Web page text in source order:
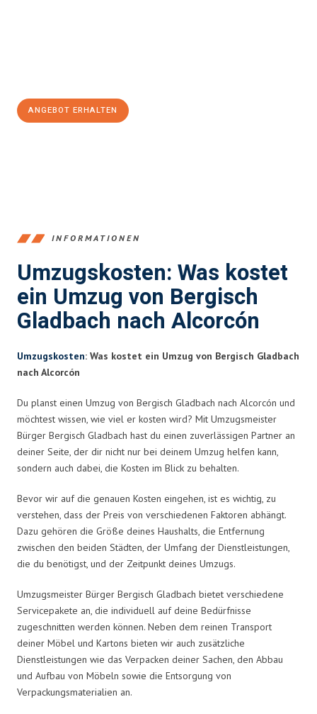
ANGEBOT ERHALTEN
INFORMATIONEN
Umzugskosten: Was kostet
ein Umzug von Bergisch
Gladbach nach Alcorcón
Umzugskosten: Was kostet ein Umzug von Bergisch Gladbach
nach Alcorcón
Du planst einen Umzug von Bergisch Gladbach nach Alcorcón und
möchtest wissen, wie viel er kosten wird? Mit Umzugsmeister
Bürger Bergisch Gladbach hast du einen zuverlässigen Partner an
deiner Seite, der dir nicht nur bei deinem Umzug helfen kann,
sondern auch dabei, die Kosten im Blick zu behalten.
Bevor wir auf die genauen Kosten eingehen, ist es wichtig, zu
verstehen, dass der Preis von verschiedenen Faktoren abhängt.
Dazu gehören die Größe deines Haushalts, die Entfernung
zwischen den beiden Städten, der Umfang der Dienstleistungen,
die du benötigst, und der Zeitpunkt deines Umzugs.
Umzugsmeister Bürger Bergisch Gladbach bietet verschiedene
Servicepakete an, die individuell auf deine Bedürfnisse
zugeschnitten werden können. Neben dem reinen Transport
deiner Möbel und Kartons bieten wir auch zusätzliche
Dienstleistungen wie das Verpacken deiner Sachen, den Abbau
und Aufbau von Möbeln sowie die Entsorgung von
Verpackungsmaterialien an.